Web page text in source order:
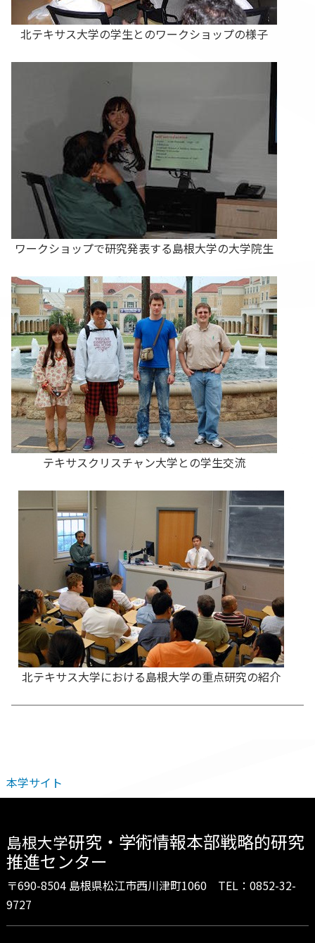
北テキサス大学の学生とのワークショップの様子
ワークショップで研究発表する島根大学の大学院生
テキサスクリスチャン大学との学生交流
北テキサス大学における島根大学の重点研究の紹介
本学サイト
島根大学研究・学術情報本部戦略的研究
推進センター
〒690-8504 島根県松江市西川津町1060 TEL：0852-32-
9727